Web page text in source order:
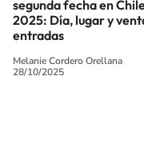
segunda fecha en
2025: Día, lugar y
entradas
Melanie Cordero Orellana
28/10/2025